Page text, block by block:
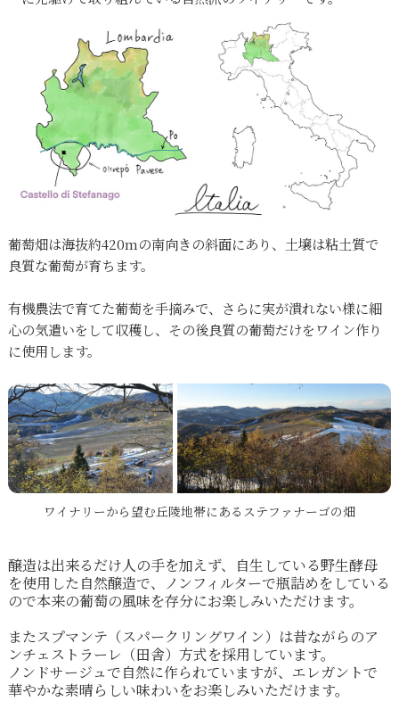
葡萄畑は海抜約420mの南向きの斜面にあり、土壌は粘土質で
良質な葡萄が育ちます。
有機農法で育てた葡萄を手摘みで、さらに実が潰れない様に細
心の気遣いをして収穫し、その後良質の葡萄だけをワイン作り
に使用します。
ワイナリーから望む丘陵地帯にあるステファナーゴの畑
醸造は出来るだけ人の手を加えず、自生している野生酵母
を使用した自然醸造で、ノンフィルターで瓶詰めをしている
ので本来の葡萄の風味を存分にお楽しみいただけます。
またスプマンテ（スパークリングワイン）は昔ながらのア
ンチェストラーレ（田舎）方式を採用しています。
ノンドサージュで自然に作られていますが、エレガントで
華やかな素晴らしい味わいをお楽しみいただけます。